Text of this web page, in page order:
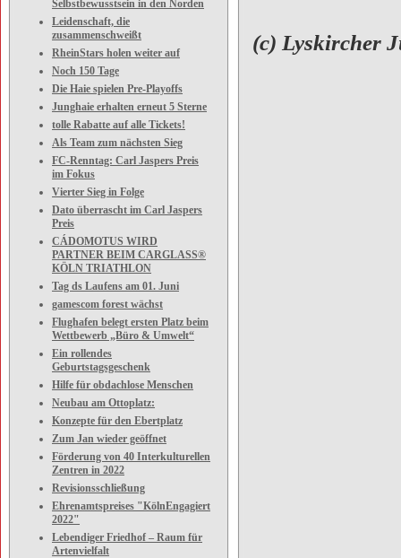
Selbstbewusstsein in den Norden
Leidenschaft, die
zusammenschweißt
RheinStars holen weiter auf
Noch 150 Tage
Die Haie spielen Pre-Playoffs
Junghaie erhalten erneut 5 Sterne
tolle Rabatte auf alle Tickets!
Als Team zum nächsten Sieg
FC-Renntag: Carl Jaspers Preis
im Fokus
Vierter Sieg in Folge
Dato überrascht im Carl Jaspers
Preis
CÁDOMOTUS WIRD
PARTNER BEIM CARGLASS®
KÖLN TRIATHLON
Tag ds Laufens am 01. Juni
gamescom forest wächst
Flughafen belegt ersten Platz beim
Wettbewerb „Büro & Umwelt“
Ein rollendes
Geburtstagsgeschenk
Hilfe für obdachlose Menschen
Neubau am Ottoplatz:
Konzepte für den Ebertplatz
Zum Jan wieder geöffnet
Förderung von 40 Interkulturellen
Zentren in 2022
Revisionsschließung
Ehrenamtspreises "KölnEngagiert
2022"
Lebendiger Friedhof – Raum für
Artenvielfalt
(c) Lyskircher